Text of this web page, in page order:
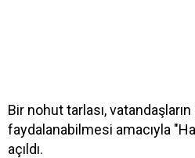
Bir nohut tarlası,
faydalanabilmesi amacıyla
açıldı.